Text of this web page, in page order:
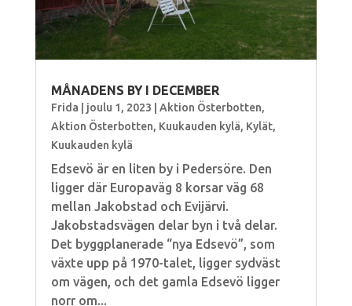
MÅNADENS BY I DECEMBER
Frida joulu 1, 2023 Aktion Österbotten,
Aktion Österbotten, Kuukauden kylä, Kylät,
Kuukauden kylä
Edsevö är en liten by i Pedersöre. Den
ligger där Europaväg 8 korsar väg 68
mellan Jakobstad och Evijärvi.
Jakobstadsvägen delar byn i två delar.
Det byggplanerade “nya Edsevö”, som
växte upp på 1970-talet, ligger sydväst
om vägen, och det gamla Edsevö ligger
norr om...